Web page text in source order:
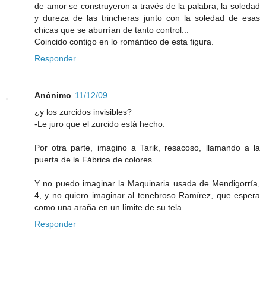
de amor se construyeron a través de la palabra, la soledad
y dureza de las trincheras junto con la soledad de esas
chicas que se aburrían de tanto control...
Coincido contigo en lo romántico de esta figura.
Responder
Anónimo 11/12/09
¿y los zurcidos invisibles?
-Le juro que el zurcido está hecho.
Por otra parte, imagino a Tarik, resacoso, llamando a la
puerta de la Fábrica de colores.
Y no puedo imaginar la Maquinaria usada de Mendigorría,
4, y no quiero imaginar al tenebroso Ramírez, que espera
como una araña en un límite de su tela.
Responder